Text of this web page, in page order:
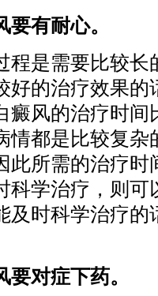
有耐心。
是需要比较长
好的治疗效果
癜风的治疗时间
情都是比较复杂
此所需的治疗
科学治疗，则可
及时科学治疗的
对症下药。